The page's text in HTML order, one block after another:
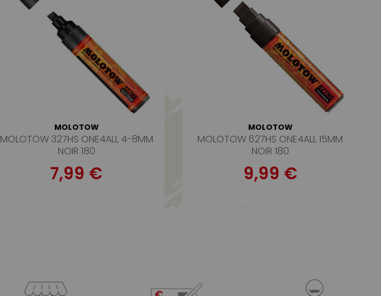
MOLOTOW
MOLOTOW 327HS ONE4ALL 4-8MM
NOIR 180
7,99 €
MOLOTOW
MOLOTOW 627HS ONE4ALL 15MM
NOIR 180
9,99 €